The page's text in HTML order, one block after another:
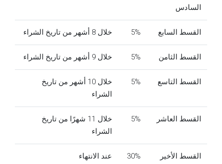
السادس
القسط السابع 5% خلال 8 أشهر من تاريخ الشراء
القسط الثامن 5% خلال 9 أشهر من تاريخ الشراء
القسط التاسع 5%
خلال 10 أشهر من تاريخ
الشراء
القسط العاشر 5%
خلال 11 شهرًا من تاريخ
الشراء
القسط الأخير 30% عند الانتهاء